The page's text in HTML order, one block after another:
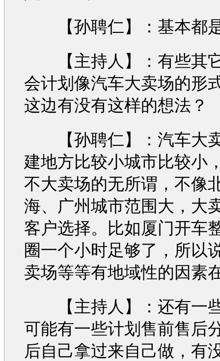
【孙聘仁】：基本都
【主持人】：有些其
会计划像汽车大卖场的形
这边有没有这样的想法？
【孙聘仁】：汽车大
建地方比较小城市比较小
不大卖场的无所谓，不像
海、广州城市范围大，大
客户选择。比如厦门开车
圈一个小时足够了，所以
卖场等等有地域性的因素
【主持人】：还有一
可能有一些计划售前售后
后自己拿过来自己做，有